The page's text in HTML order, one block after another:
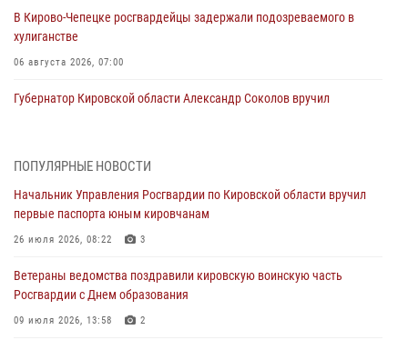
В Кирово-Чепецке росгвардейцы задержали подозреваемого в
хулиганстве
06 августа 2026, 07:00
Губернатор Кировской области Александр Соколов вручил
поддельной купюры
04 августа 2026, 09:30
03 августа 2026, 09:01
В Кирове росгвардейцы и ветераны ведомства приняли участие в
ПОПУЛЯРНЫЕ НОВОСТИ
Начальник Управления Росгвардии по Кировской области вручил
первые паспорта юным кировчанам
26 июля 2026, 08:22 3
Ветераны ведомства поздравили кировскую воинскую часть
Росгвардии с Днем образования
09 июля 2026, 13:58 2